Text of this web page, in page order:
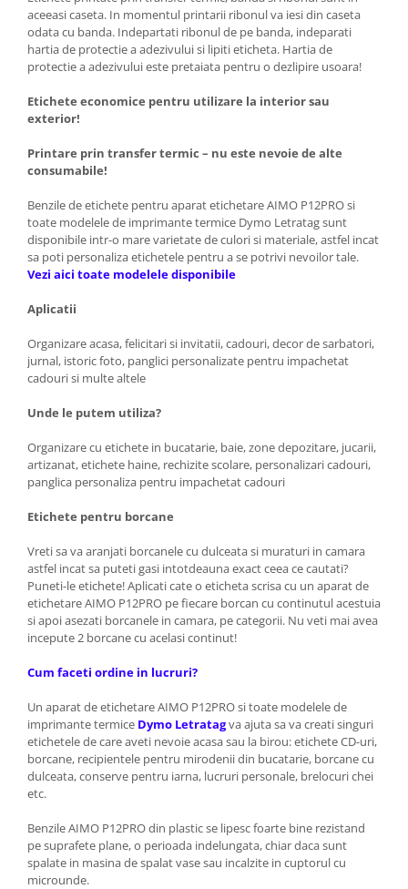
aceeasi caseta. In momentul printarii ribonul va iesi din caseta
odata cu banda. Indepartati ribonul de pe banda, indeparati
hartia de protectie a adezivului si lipiti eticheta. Hartia de
protectie a adezivului este pretaiata pentru o dezlipire usoara!
Etichete economice pentru utilizare la interior sau
exterior!
Printare prin transfer termic – nu este nevoie de alte
consumabile!
Benzile de etichete pentru aparat etichetare AIMO P12PRO si
toate modelele de imprimante termice Dymo Letratag sunt
disponibile intr-o mare varietate de culori si materiale, astfel incat
sa poti personaliza etichetele pentru a se potrivi nevoilor tale.
Vezi aici toate modelele disponibile
Aplicatii
Organizare acasa, felicitari si invitatii, cadouri, decor de sarbatori,
jurnal, istoric foto, panglici personalizate pentru impachetat
cadouri si multe altele
Unde le putem utiliza?
Organizare cu etichete in bucatarie, baie, zone depozitare, jucarii,
artizanat, etichete haine, rechizite scolare, personalizari cadouri,
panglica personaliza pentru impachetat cadouri
Etichete pentru borcane
Vreti sa va aranjati borcanele cu dulceata si muraturi in camara
astfel incat sa puteti gasi intotdeauna exact ceea ce cautati?
Puneti-le etichete! Aplicati cate o eticheta scrisa cu un aparat de
etichetare AIMO P12PRO pe fiecare borcan cu continutul acestuia
si apoi asezati borcanele in camara, pe categorii. Nu veti mai avea
incepute 2 borcane cu acelasi continut!
Cum faceti ordine in lucruri?
Un aparat de etichetare AIMO P12PRO si toate modelele de
imprimante termice Dymo Letratagva ajuta sa va creati singuri
etichetele de care aveti nevoie acasa sau la birou: etichete CD-uri,
borcane, recipientele pentru mirodenii din bucatarie, borcane cu
dulceata, conserve pentru iarna, lucruri personale, brelocuri chei
etc.
Benzile AIMO P12PRO din plastic se lipesc foarte bine rezistand
pe suprafete plane, o perioada indelungata, chiar daca sunt
spalate in masina de spalat vase sau incalzite in cuptorul cu
microunde.